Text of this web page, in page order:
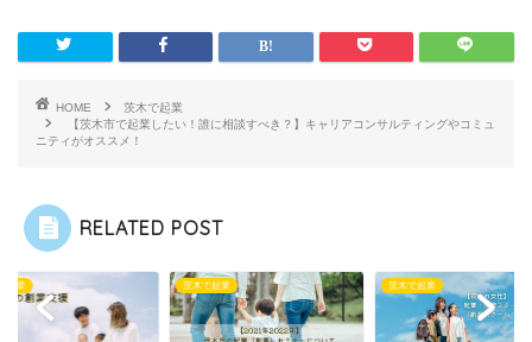
HOME
茨木で起業
【茨木市で起業したい！誰に相談すべき？】キャリアコンサルティングやコミュ
ニティがオススメ！
RELATED POST
起業 茨木で起業 茨木で起業